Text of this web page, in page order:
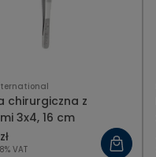
chirurgiczna z
3x4, 16 cm
VAT